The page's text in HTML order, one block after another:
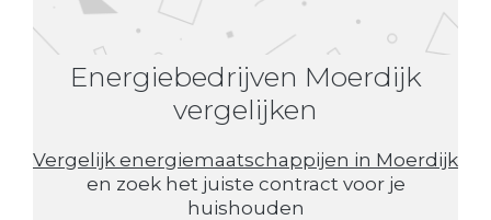
Energiebedrijven Moerdijk
vergelijken
Vergelijk energiemaatschappijen in Moerdijk
en zoek het juiste contract voor je
huishouden